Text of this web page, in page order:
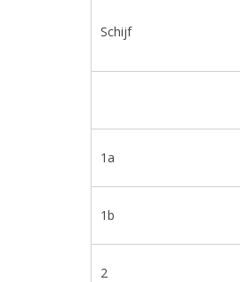
Schijf
1a
1b
2